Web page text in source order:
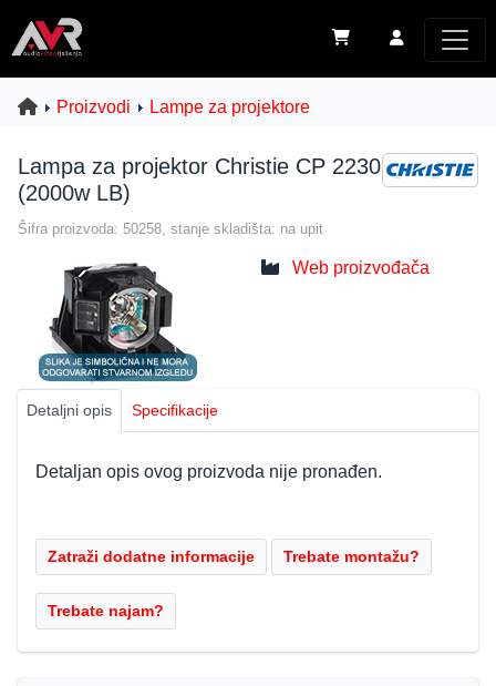
Proizvodi Lampe za projektore
Lampa za projektor Christie CP 2230
(2000w LB)
Šifra proizvoda: 50258, stanje skladišta: na upit
Web proizvođača
Detaljni opis Specifikacije
Detaljan opis ovog proizvoda nije pronađen.